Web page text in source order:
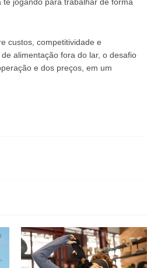
custos, competitividade e
alimentação fora do lar, o desafio
e dos preços, em um